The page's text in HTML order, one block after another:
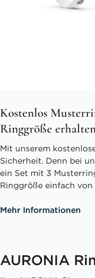
Kostenlos
Ringgröße
Mit unserem
Sicherheit. Denn bei
ein Set mit 3
Ringgröße einfach
Mehr Informationen
AURONIA